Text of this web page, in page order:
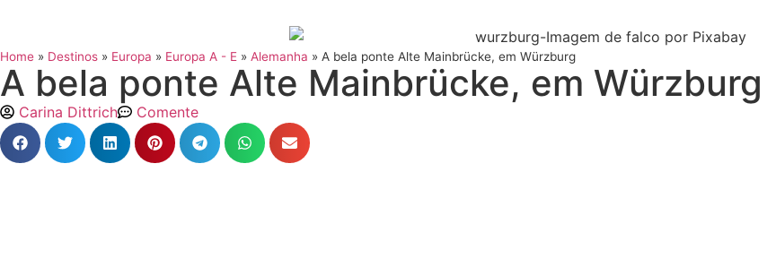
Home » Destinos » Europa » Europa A - E » Alemanha » A bela ponte Alte Mainbrücke, em Würzburg
A bela ponte Alte Mainbrücke, em Würzburg
Carina Dittrich Comente